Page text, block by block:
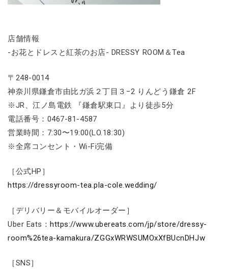
店舗情報
-お花とドレスと紅茶のお店- DRESSY ROOM＆Tea
〒248-0014
神奈川県鎌倉市由比ガ浜２丁目３−2 りんどう鎌倉 2F
※JR、江ノ島電鉄 『鎌倉駅東口』より徒歩5分
電話番号：0467-81-4587
営業時間：7:30〜19:00(LO.18:30)
※全席コンセント・Wi-Fi完備
［公式HP］
https://dressyroom-tea.pla-cole.wedding/
［デリバリー＆モバイルオーダー］
Uber Eats：https://www.ubereats.com/jp/store/dressy-
room%26tea-kamakura/ZGGxWRWSUMOxXfBUcnDHJw
［SNS］